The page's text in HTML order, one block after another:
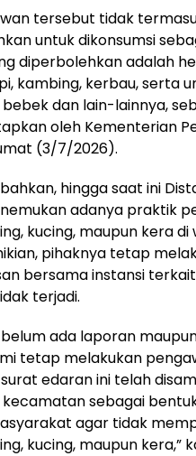
tersebut tidak
untuk dikonsumsi
diperbolehkan adalah
kambing, kerbau, serta
dan lain-lainnya,
oleh Kementerian
(3/7/2026).
hingga saat ini
adanya praktik
kucing, maupun kera di
pihaknya tetap
bersama instansi
terjadi.
belum ada laporan
tetap melakukan
edaran ini telah
sebagai
agar tidak
kucing, maupun kera,”